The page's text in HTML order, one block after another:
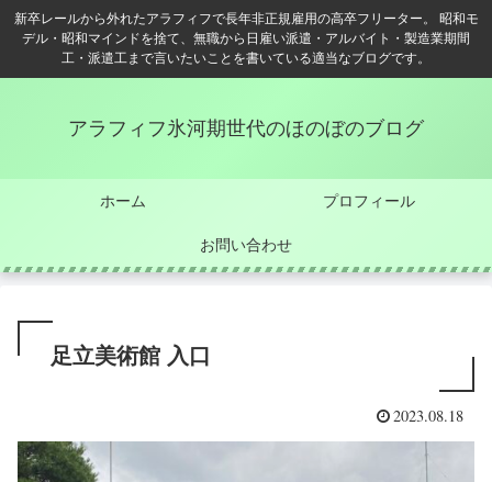
新卒レールから外れたアラフィフで長年非正規雇用の高卒フリーター。 昭和モ
デル・昭和マインドを捨て、無職から日雇い派遣・アルバイト・製造業期間
工・派遣工まで言いたいことを書いている適当なブログです。
アラフィフ氷河期世代のほのぼのブログ
ホーム プロフィール
お問い合わせ
足立美術館 入口
2023.08.18